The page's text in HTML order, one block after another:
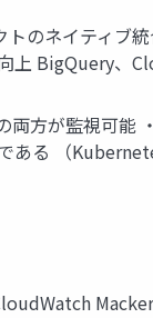
のネイティ
上 BigQuery、
両方が監視可
る （